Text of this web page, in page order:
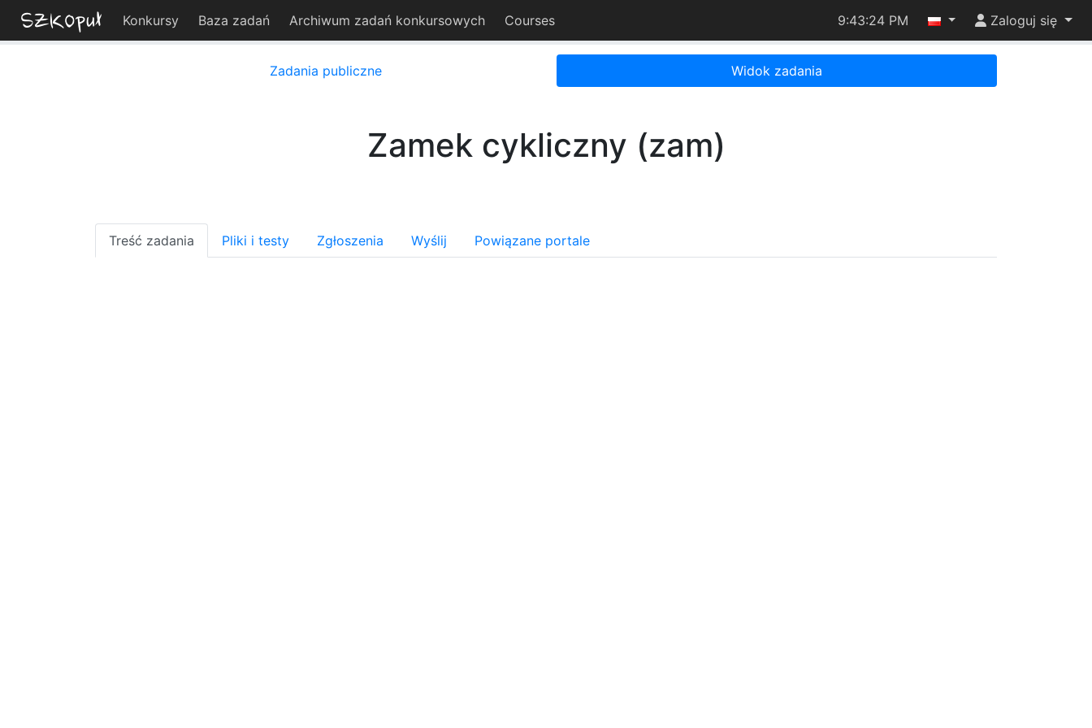
Konkursy Baza zadań Archiwum zadań konkursowych Courses 9:43:24 PM Zaloguj się
Zadania publiczne Widok zadania
Zamek cykliczny (zam)
Treść zadania Pliki i testy Zgłoszenia Wyślij Powiązane portale